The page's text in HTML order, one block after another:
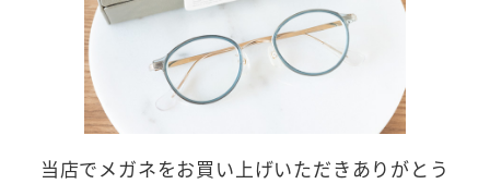
当店でメガネをお買い上げいただきありがとう